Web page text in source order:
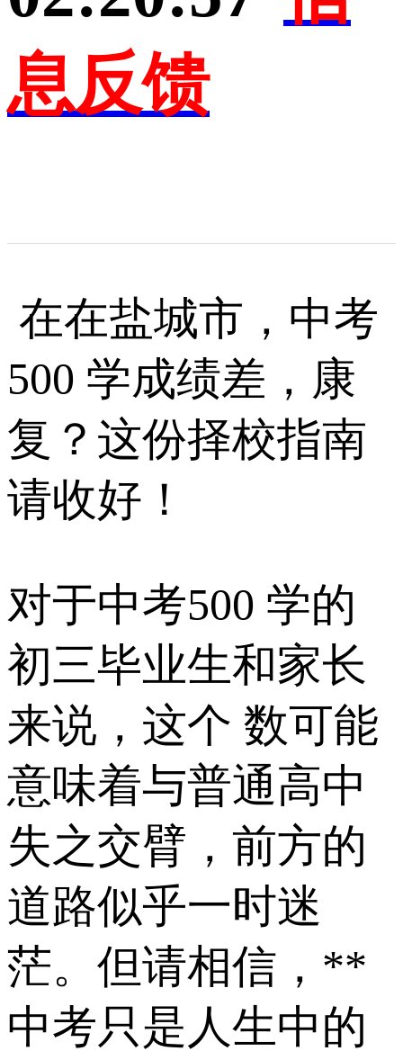
息反馈
在在盐城市，中考
500 学成绩差，康
复？这份择校指南
请收好！
对于中考500 学的
初三毕业生和家长
来说，这个 数可能
意味着与普通高中
失之交臂，前方的
道路似乎一时迷
茫。但请相信，**
中考只是人生中的